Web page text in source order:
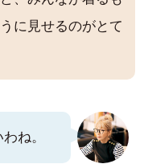
に見せるのがとて
ね。